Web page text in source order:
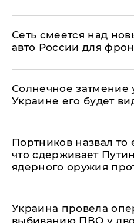
Сеть смеется над
авто России для
​Солнечное затмение
Украине его будет
Портников назвал то
что сдерживает
ядерного оружия
Украина провела
выбиванию ПВО у